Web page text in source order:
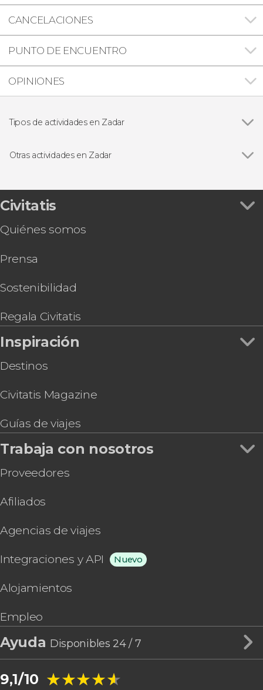
CANCELACIONES
PUNTO DE ENCUENTRO
OPINIONES
Tipos de actividades en Zadar
Otras actividades en Zadar
Tour en kayak por la isla Dugi Otok
Tour en kayak por Zadar
Civitatis
Quiénes somos
Prensa
Sostenibilidad
Regala Civitatis
Inspiración
Destinos
Civitatis Magazine
Guías de viajes
Trabaja con nosotros
Proveedores
Afiliados
Agencias de viajes
Integraciones y API Nuevo
Alojamientos
Empleo
Ayuda Disponibles 24 / 7
9,1/10 ★★★★★
★★★★★